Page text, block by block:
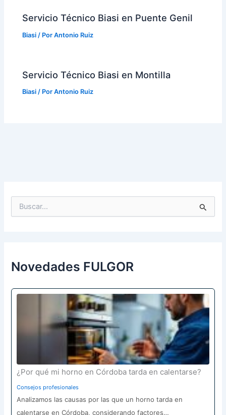
Servicio Técnico Biasi en Puente Genil
Biasi / PorAntonio Ruiz
Servicio Técnico Biasi en Montilla
Biasi / PorAntonio Ruiz
p
o
:
Novedades FULGOR
¿Por qué mi horno en Córdoba tarda en calentarse?
Consejos profesionales
Analizamos las causas por las que un horno tarda en
calentarse en Córdoba, considerando factores…